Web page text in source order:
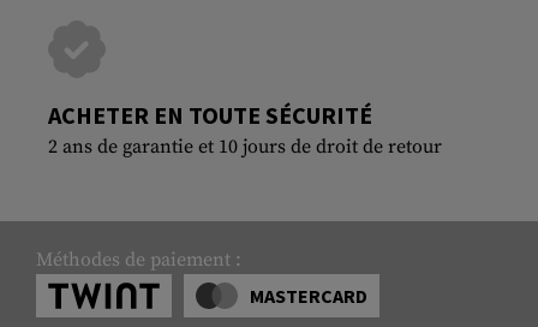
ACHETER EN TOUTE SÉCURITÉ
2 ans de garantie et 10 jours de droit de retour
Méthodes de paiement :
MASTERCARD